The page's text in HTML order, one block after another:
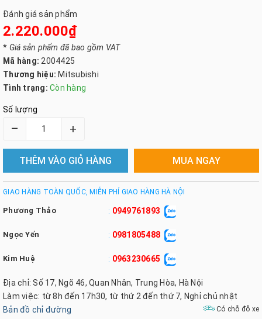
Đánh giá sản phẩm
2.220.000₫
* Giá sản phẩm đã bao gồm VAT
Mã hàng: 2004425
Thương hiệu: Mitsubishi
Tình trạng: Còn hàng
Số lượng
– +
THÊM VÀO GIỎ HÀNG MUA NGAY
GIAO HÀNG TOÀN QUỐC, MIỄN PHÍ GIAO HÀNG HÀ NỘI
Phương Thảo : 0949761893
Ngọc Yến : 0981805488
Kim Huệ : 0963230665
Địa chỉ: Số 17, Ngõ 46, Quan Nhân, Trung Hòa, Hà Nội
Làm việc: từ 8h đến 17h30, từ thứ 2 đến thứ 7, Nghỉ chủ nhật
Bản đồ chỉ đường
Có chỗ đỗ xe